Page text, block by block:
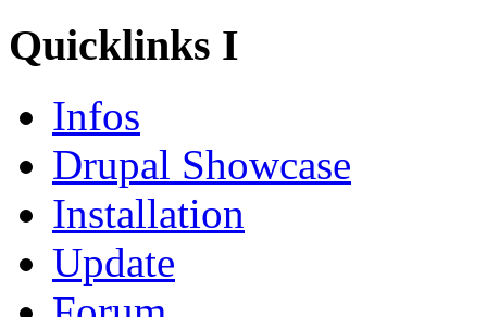
Quicklinks I
Infos
Drupal Showcase
Installation
Update